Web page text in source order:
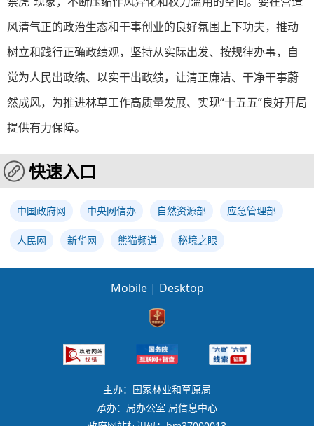
风清气正的政治生态和干事创业的良好氛围上下功夫，推动
树立和践行正确政绩观，坚持从实际出发、按规律办事，自
觉为人民出政绩、以实干出政绩，让清正廉洁、干净干事蔚
然成风，为推进林草工作高质量发展、实现“十五五”良好开局
提供有力保障。
快速入口
中国政府网 中央网信办 自然资源部 应急管理部
人民网 新华网 熊猫频道 秘境之眼
Mobile | Desktop
主办：国家林业和草原局
承办：局办公室 局信息中心